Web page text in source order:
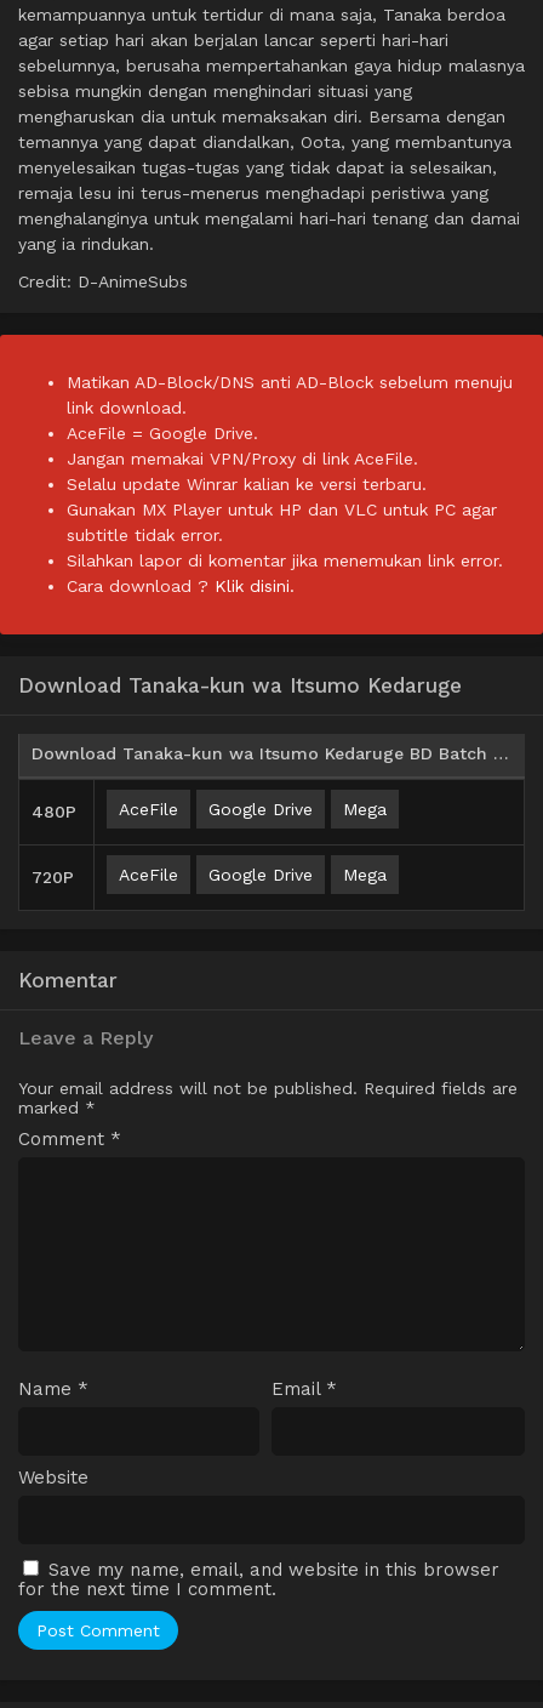
kemampuannya untuk tertidur di mana saja, Tanaka berdoa
agar setiap hari akan berjalan lancar seperti hari-hari
sebelumnya, berusaha mempertahankan gaya hidup malasnya
sebisa mungkin dengan menghindari situasi yang
mengharuskan dia untuk memaksakan diri. Bersama dengan
temannya yang dapat diandalkan, Oota, yang membantunya
menyelesaikan tugas-tugas yang tidak dapat ia selesaikan,
remaja lesu ini terus-menerus menghadapi peristiwa yang
menghalanginya untuk mengalami hari-hari tenang dan damai
yang ia rindukan.
Credit: D-AnimeSubs
Matikan AD-Block/DNS anti AD-Block sebelum menuju
link download.
AceFile = Google Drive.
Jangan memakai VPN/Proxy di link AceFile.
Selalu update Winrar kalian ke versi terbaru.
Gunakan MX Player untuk HP dan VLC untuk PC agar
subtitle tidak error.
Silahkan lapor di komentar jika menemukan link error.
Cara download ? Klik disini.
Download Tanaka-kun wa Itsumo Kedaruge
Download Tanaka-kun wa Itsumo Kedaruge BD Batch Subtitle Indonesia
480P AceFile Google Drive Mega
720P AceFile Google Drive Mega
Komentar
Leave a Reply
Your email address will not be published. Required fields are
marked *
Comment *
Name * Email *
Website
Save my name, email, and website in this browser
for the next time I comment.